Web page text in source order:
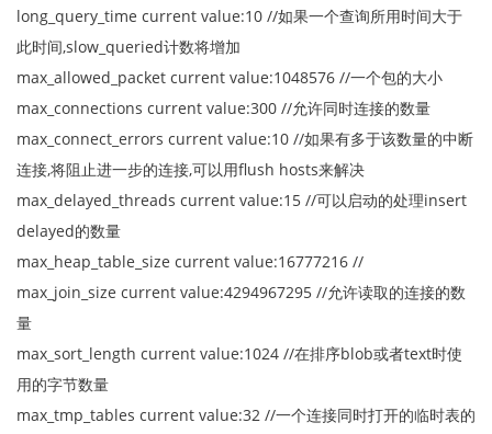
long_query_time current value:10 //如果一个查询所用时间大于
此时间,slow_queried计数将增加
max_allowed_packet current value:1048576 //一个包的大小
max_connections current value:300 //允许同时连接的数量
max_connect_errors current value:10 //如果有多于该数量的中断
连接,将阻止进一步的连接,可以用flush hosts来解决
max_delayed_threads current value:15 //可以启动的处理insert
delayed的数量
max_heap_table_size current value:16777216 //
max_join_size current value:4294967295 //允许读取的连接的数
量
max_sort_length current value:1024 //在排序blob或者text时使
用的字节数量
max_tmp_tables current value:32 //一个连接同时打开的临时表的